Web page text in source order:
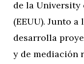
de la University
(EEUU). Junto
desarrolla
y de mediación